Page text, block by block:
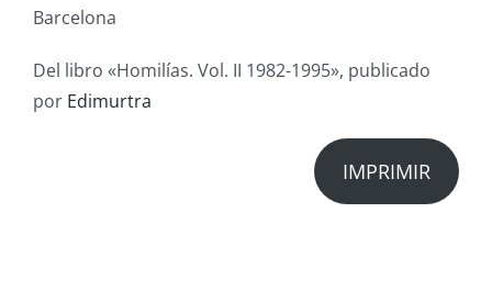
Barcelona
Del libro «Homilías. Vol. II 1982-1995», publicado
por Edimurtra
IMPRIMIR